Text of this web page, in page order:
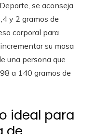
se aconseja
y 2 gramos de
corporal para
su masa
una persona que
a 140 gramos de
ideal para